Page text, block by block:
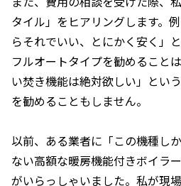
タイル」をヒアリングします。
らそれでいい、とにかく安く」
フルオートタイプを勧めること
い焚き機能は絶対欲しい」とい
を勧めることもしません。
以前、ある業者に「この機種し
ない高額な暖房機能付きボイラ
がいらっしゃいました。私が現